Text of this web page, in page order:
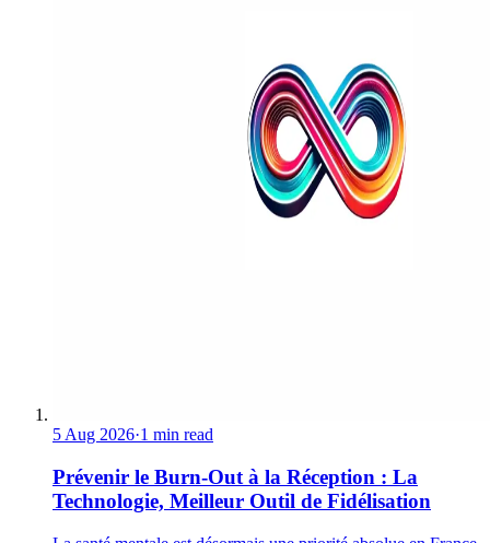
5 Aug 2026·1 min read
Prévenir le Burn-Out à la Réception : La
Technologie, Meilleur Outil de Fidélisation